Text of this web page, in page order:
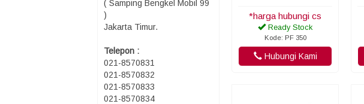
( Samping Bengkel Mobil 99
)
Jakarta Timur.
Telepon :
021-8570831
021-8570832
021-8570833
021-8570834
*harga hubungi cs
Ready Stock
Kode: PF 350
Hubungi Kami